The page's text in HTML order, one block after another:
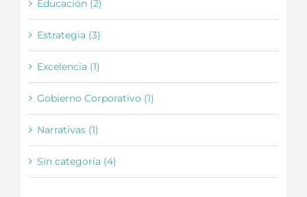
Educación (2)
Estrategia (3)
Excelencia (1)
Gobierno Corporativo (1)
Narrativas (1)
Sin categoría (4)